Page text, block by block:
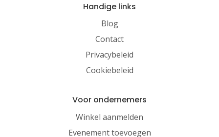
Handige links
Blog
Contact
Privacybeleid
Cookiebeleid
Voor ondernemers
Winkel aanmelden
Evenement toevoegen